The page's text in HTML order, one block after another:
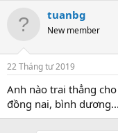
u
ắ
t
ầ
u
tuanbg
New member
22 Tháng tư 2019
Anh nào trai thẳng
đồng nai, bình dương...